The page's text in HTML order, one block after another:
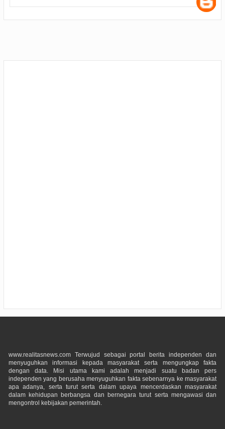
www.realitasnews.com Terwujud sebagai portal berita independen dan
menyuguhkan informasi kepada masyarakat serta mengungkap fakta
dengan data. Misi utama kami adalah menjadi suatu badan pers
independen yang berusaha menyuguhkan fakta sebenarnya ke masyarakat
apa adanya, serta turut serta dalam upaya mencerdaskan masyarakat
dalam kehidupan berbangsa dan bernegara turut serta mengawasi dan
mengontrol kebijakan pemerintah.